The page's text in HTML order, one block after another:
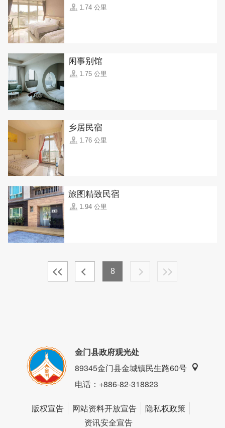
1.74 公里
闲事别馆
1.75 公里
乡居民宿
1.76 公里
旅图精致民宿
1.94 公里
8
金门县政府观光处
89345金门县金城镇民生路60号
电话：+886-82-318823
版权宣告 网站资料开放宣告
隐私权政策
资讯安全宣告